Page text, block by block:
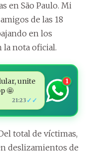
en São Paulo. Mi
de las 18
en los
la nota oficial.
unite
🤩
21:23 ✓✓
1
total de víctimas,
deslizamientos de